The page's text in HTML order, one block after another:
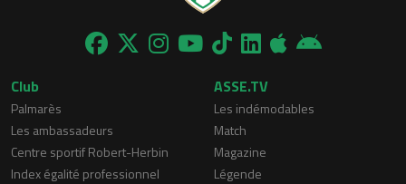
Club
Palmarès
Les ambassadeurs
Centre sportif Robert-Herbin
Index égalité professionnel
ASSE.TV
Les indémodables
Match
Magazine
Légende